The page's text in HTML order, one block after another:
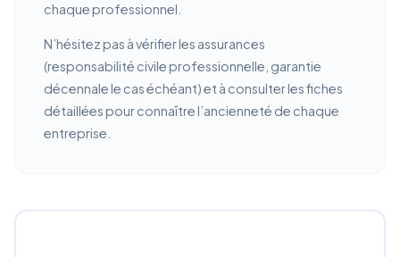
chaque professionnel.
N’hésitez pas à vérifier les assurances
(responsabilité civile professionnelle, garantie
décennale le cas échéant) et à consulter les fiches
détaillées pour connaître l’ancienneté de chaque
entreprise.